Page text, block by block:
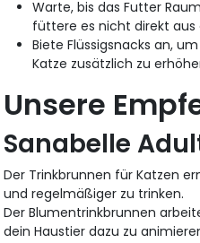
Warte, bis das Futter
füttere es nicht direkt aus
Biete Flüssigsnacks an,
Katze zusätzlich zu
Unsere
Sanabelle
Der Trinkbrunnen für Katzen
und regelmäßiger zu trinken.
Der Blumentrinkbrunnen
dein Haustier dazu zu